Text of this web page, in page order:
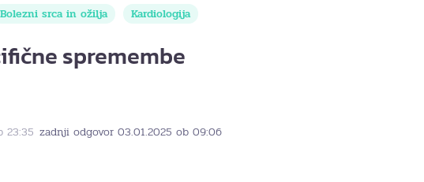
Bolezni srca in ožilja Kardiologija
spremembe
23:35 zadnji odgovor 03.01.2025 ob 09:06